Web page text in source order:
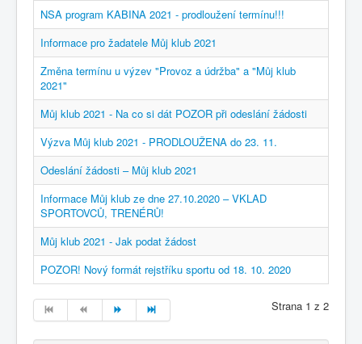
NSA program KABINA 2021 - prodloužení termínu!!!
Informace pro žadatele Můj klub 2021
Změna termínu u výzev "Provoz a údržba" a "Můj klub
2021"
Můj klub 2021 - Na co si dát POZOR při odeslání žádosti
Výzva Můj klub 2021 - PRODLOUŽENA do 23. 11.
Odeslání žádosti – Můj klub 2021
Informace Můj klub ze dne 27.10.2020 – VKLAD
SPORTOVCŮ, TRENÉRŮ!
Můj klub 2021 - Jak podat žádost
POZOR! Nový formát rejstříku sportu od 18. 10. 2020
Strana 1 z 2